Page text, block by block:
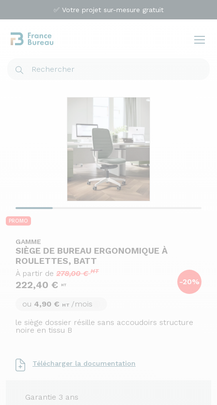
✅ Votre projet sur-mesure gratuit
PROMO
GAMME
SIÈGE DE BUREAU ERGONOMIQUE À
ROULETTES, BATT
-20%
À partir de 278,00 €HT
222,40 € HT
ou 4,90 € HT /mois
le siège dossier résille sans accoudoirs structure
noire en tissu B
Télécharger la documentation
Garantie 3 ans